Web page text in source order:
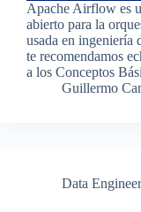
Apache Airflow es
abierto para la
usada en ingeniería
te recomendamos
a los Conceptos
Guillermo
Data